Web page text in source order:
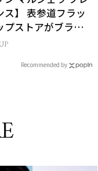
ス】 表参道フラッ
プストアがブラン
ジョンを体現する
Recommended by